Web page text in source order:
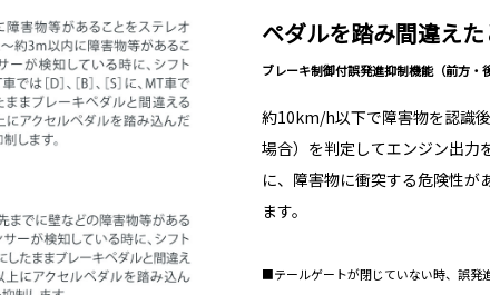
ペダルを踏み間違えた
ブレーキ制御付誤発進抑制機能（前方・
約10km/h以下で障害物を認識
場合）を判定してエンジン出力
に、障害物に衝突する危険性が
ます。
■テールゲートが閉じていない時、誤発